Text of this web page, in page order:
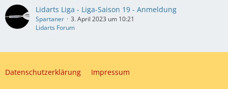
Lidarts Liga - Liga-Saison 19 - Anmeldung
Spartaner
3. April 2023 um 10:21
Lidarts Forum
Datenschutzerklärung Impressum